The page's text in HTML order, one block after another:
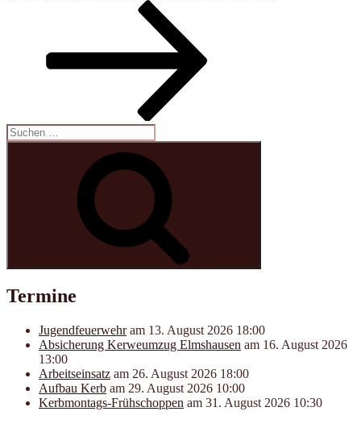
Suchen
nach:
Termine
Jugendfeuerwehram 13. August 2026 18:00
Absicherung Kerweumzug Elmshausen am 16. August 2026
13:00
Arbeitseinsatz am 26. August 2026 18:00
Aufbau Kerb am 29. August 2026 10:00
Kerbmontags-Frühschoppen am 31. August 2026 10:30